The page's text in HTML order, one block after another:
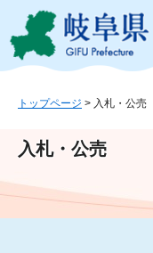
ジ
ュ
文
トップページ > 入札・公売
入札・公売